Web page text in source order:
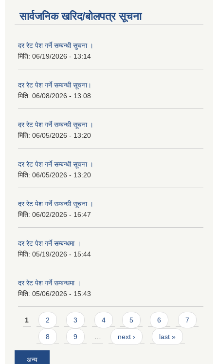
सार्वजनिक खरिद/बोलपत्र सूचना
दर रेट पेश गर्ने सम्बन्धी सुचना ।
मिति: 06/19/2026 - 13:14
दर रेट पेश गर्ने सम्बन्धी सूचना।
मिति: 06/08/2026 - 13:08
दर रेट पेश गर्ने सम्बन्धी सूचना ।
मिति: 06/05/2026 - 13:20
दर रेट पेश गर्ने सम्बन्धी सूचना ।
मिति: 06/05/2026 - 13:20
दर रेट पेश गर्ने सम्बन्धी सूचना ।
मिति: 06/02/2026 - 16:47
दर रेट पेश गर्ने सम्बन्धमा ।
मिति: 05/19/2026 - 15:44
दर रेट पेश गर्ने सम्बन्धमा ।
मिति: 05/06/2026 - 15:43
Pages
1 2 3 4 5 6 7
8 9 … next › last »
अन्य